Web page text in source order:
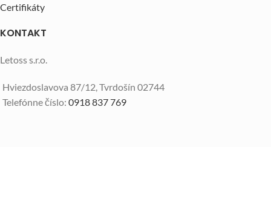
Certifikáty
KONTAKT
Letoss s.r.o.
Hviezdoslavova 87/12, Tvrdošín 02744
Telefónne číslo: 0918 837 769